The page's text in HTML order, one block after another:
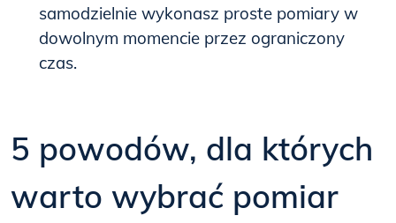
samodzielnie wykonasz proste pomiary w
dowolnym momencie przez ograniczony
czas.
5 powodów, dla których
warto wybrać pomiar